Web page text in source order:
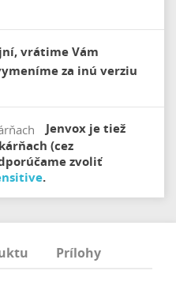
vrátime Vám
za inú verziu
Jenvox je tiež
(cez
zvoliť
.
Prílohy